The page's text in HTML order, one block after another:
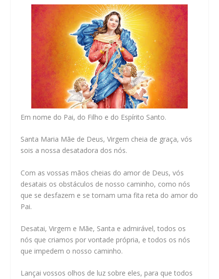
Em nome do Pai, do Filho e do Espírito Santo.
Santa Maria Mãe de Deus, Virgem cheia de graça, vós
sois a nossa desatadora dos nós.
Com as vossas mãos cheias do amor de Deus, vós
desatais os obstáculos de nosso caminho, como nós
que se desfazem e se tornam uma fita reta do amor do
Pai.
Desatai, Virgem e Mãe, Santa e admirável, todos os
nós que criamos por vontade própria, e todos os nós
que impedem o nosso caminho.
Lançai vossos olhos de luz sobre eles, para que todos